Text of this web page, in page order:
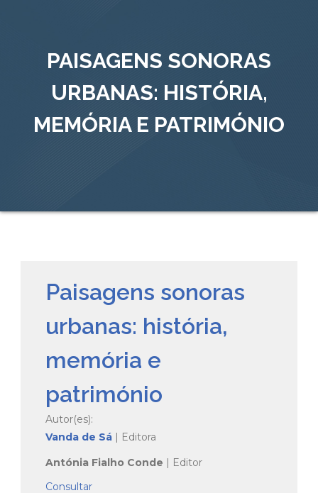
PAISAGENS SONORAS
URBANAS: HISTÓRIA,
MEMÓRIA E PATRIMÓNIO
Paisagens sonoras
urbanas: história,
memória e
património
Autor(es):
Vanda de Sá | Editora
Antónia Fialho Conde | Editor
Consultar